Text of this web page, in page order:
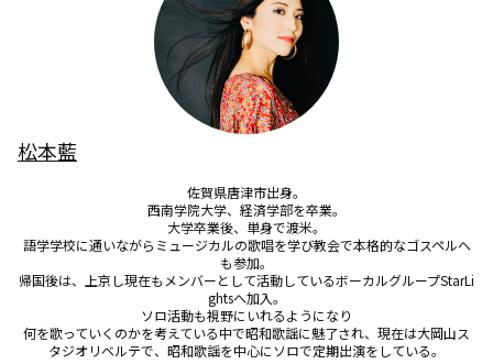
松本藍
佐賀県唐津市出身。
西南学院大学、経済学部を卒業。
大学卒業後、単身で渡米。
語学学校に通いながらミュージカルの歌唱を学び教会で本格的なゴスペルへ
も参加。
帰国後は、上京し現在もメンバーとして活動しているボーカルグループStarLi
ghtsへ加入。
ソロ活動も視野にいれるようになり
何を歌っていくのかを考えている中で昭和歌謡に魅了され、現在は大岡山ス
タジオリベルテで、昭和歌謡を中心にソロで定期出演をしている。